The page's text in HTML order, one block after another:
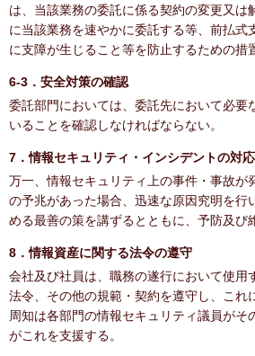
は、当該業務の委託に係る契約の変更又は
に当該業務を速やかに委託する等、前払式
に支障が生じること等を防止するための措
6-3．安全対策の確認
委託部門においては、委託先において必要
いることを確認しなければならない。
7．情報セキュリティ・インシデントの対応
万一、情報セキュリティ上の事件・事故が
の予兆があった場合、迅速な原因究明を行
める最善の策を講ずるとともに、予防及び
8．情報資産に関する法令の遵守
会社及び社員は、職務の遂行において使用
法令、その他の規範・契約を遵守し、これ
周知は各部門の情報セキュリティ議員がそ
がこれを支援する。